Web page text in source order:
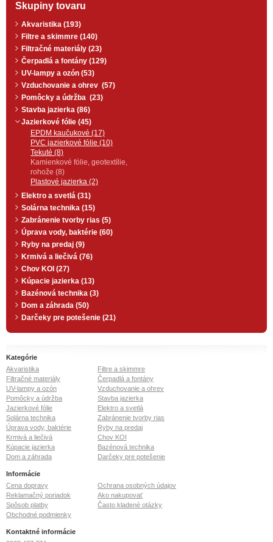
Skupiny tovaru
Akvaristika (193)
Filtre a skimmre (140)
Filtračné materiály (23)
Čerpadlá a fontány (129)
UV-lampy a ozón (53)
Vzduchovanie a ohrev (57)
Pomôcky a údržba (23)
Stavba jazierka (86)
Jazierkové fólie (45)
EPDM kaučukové (17)
PVC jazierkové fólie (10)
Tekuté (8)
Kamienkové fólie, geotextílie,
rohože (8)
Plastové jazierka (2)
Elektro a svetlá (31)
Solárna technika (15)
Zabránenie tvorby rias (5)
Úprava vody, baktérie (60)
Ryby na predaj (9)
Krmivá a liečivá (76)
Chov KOI (27)
Kúpacie jazierka (13)
Bazénová technika (3)
Dom a záhrada (50)
Darčeky pre potešenie (21)
Kategórie
Akvaristika
Filtre a skimmre
Filtračné materiály
Čerpadlá a fontány
UV-lampy a ozón
Vzduchovanie a ohrev
Pomôcky a údržba
Stavba jazierka
Jazierkové fólie
Elektro a svetlá
Solárna technika
Zabránenie tvorby rias
Úprava vody, baktérie
Ryby na predaj
Krmivá a liečivá
Chov KOI
Kúpacie jazierka
Bazénová technika
Dom a záhrada
Darčeky pre potešenie
Informácie
Cena dopravy
Ochrana osobných údajov
Reklamačný poriadok
Ako nakupovať
Spôsob platby
Často kladené otázky
Obchodné podmienky
Kontaktné informácie